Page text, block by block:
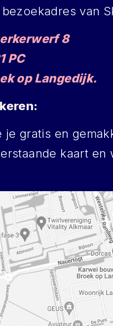
bezoekadres van
8
PC
op Langedijk.
je gratis en
kaart